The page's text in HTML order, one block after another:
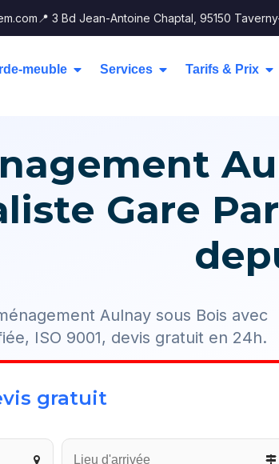
📍 3 Bd Jean-Antoine Chaptal, 95150
meuble Services Tarifs & Prix
Gare
Aulnay sous Bois avec
ISO 9001, devis gratuit en 24h.
gratuit